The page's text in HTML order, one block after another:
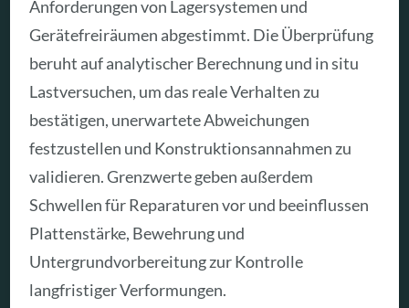
Anforderungen von Lagersystemen und
Gerätefreiräumen abgestimmt. Die Überprüfung
beruht auf analytischer Berechnung und in situ
Lastversuchen, um das reale Verhalten zu
bestätigen, unerwartete Abweichungen
festzustellen und Konstruktionsannahmen zu
validieren. Grenzwerte geben außerdem
Schwellen für Reparaturen vor und beeinflussen
Plattenstärke, Bewehrung und
Untergrundvorbereitung zur Kontrolle
langfristiger Verformungen.